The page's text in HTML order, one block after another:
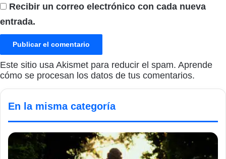
Recibir un correo electrónico con cada nueva
entrada.
Este sitio usa Akismet para reducir el spam. Aprende
cómo se procesan los datos de tus comentarios.
En la misma categoría